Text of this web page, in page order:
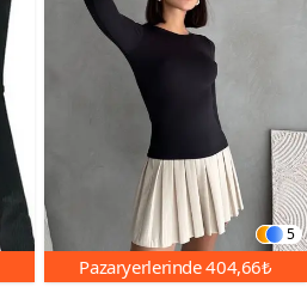
5
Pazaryerlerinde404,66₺